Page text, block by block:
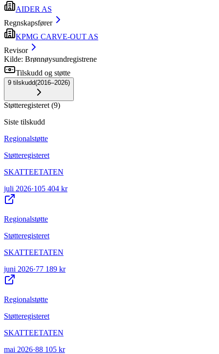
AIDER AS
Regnskapsfører
KPMG CARVE-OUT AS
Revisor
Kilde: Brønnøysundregistrene
Tilskudd og støtte
9 tilskudd(2016–2026)
Støtteregisteret (9)
Siste tilskudd
Regionalstøtte
Støtteregisteret
SKATTEETATEN
juli 2026·105 404 kr
Regionalstøtte
Støtteregisteret
SKATTEETATEN
juni 2026·77 189 kr
Regionalstøtte
Støtteregisteret
SKATTEETATEN
mai 2026·88 105 kr